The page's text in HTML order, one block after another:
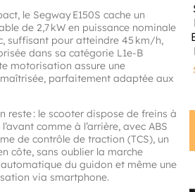
le Segway E150S cache un
de 2,7 kW en puissance nominale
suffisant pour atteindre 45 km/h,
dans sa catégorie L1e-B
motorisation assure une
parfaitement adaptée aux
reste : le scooter dispose de freins à
comme à l’arrière, avec ABS
de contrôle de traction (TCS), un
côte, sans oublier la marche
du guidon et même une
via smartphone.